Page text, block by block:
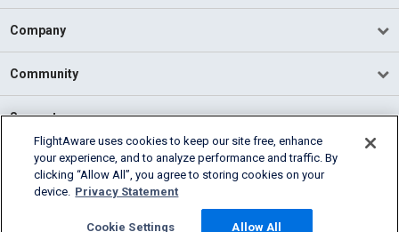
Company
Community
Support
English (USA)
2026 FlightAware
Cookie Settings
FlightAware uses cookies to keep our site free, enhance
your experience, and to analyze performance and traffic. By
clicking “Allow All”, you agree to storing cookies on your
device. Privacy Statement
Cookie Settings Allow All